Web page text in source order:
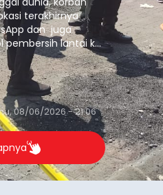
terakhirnya
dan juga
pembersih lantai ke
08/06/2026 - 21:06